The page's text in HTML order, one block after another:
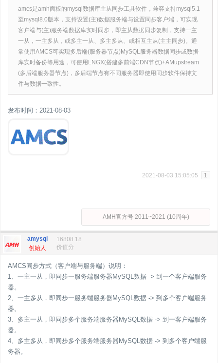
amcs是amh面板的mysql数据库主从同步工具软件，兼容支持mysql5.1
至mysql8.0版本，支持设置(主)数据服务端与设置同步客户端，可实现
客户端与(主)服务端数据库实时同步，即主从数据同步复制，支持一主
一从，一主多从，或多主一从、多主多从、或相互主从(主主同步)。通
常使用AMCS可实现多后端(服务器节点)MySQL服务器数据同步或数据
库实时备份等用途，可使用LNGX(搭建多前端CDN节点)+AMupstream
(多后端服务器节点)，多后端节点有不同服务器即使用同步软件保持文
件与数据一致性。
发布时间：2021-08-03
2021-08-03 15:05:05 1
AMH官方号 2011~2021 (10周年)
amysql
创始人
16808.18
价值分
AMCS同步方式（客户端与服务端）说明：
1、一主一从，即同步一服务端服务器MySQL数据 -> 到一个客户端服务
器。
2、一主多从，即同步一服务端服务器MySQL数据 -> 到多个客户端服务
器。
3、多主一从，即同步多个服务端服务器MySQL数据 -> 到一客户端服务
器。
4、多主多从，即同步多个服务端服务器MySQL数据 -> 到多个客户端服
务器。